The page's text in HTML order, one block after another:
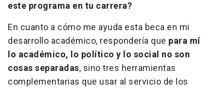
este programa en tu carrera?
En cuanto a cómo me ayuda esta beca en mi
desarrollo académico, respondería que para mí
lo académico, lo político y lo social no son
cosas separadas, sino tres herramientas
complementarias que usar al servicio de los